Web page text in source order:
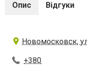
Опис Відгуки
Новомосковск,
+380